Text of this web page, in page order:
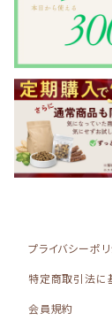
皮膚、毛
シニア
免疫ケア
Moora Moora(ム
Haere Mai(ハレ
バリアサプリ
Smiley（スマイリ
北の極
komachi-（コマ
Humming Dog（
日本のみのり
プライバシーポ
特定商取引法に
会員規約